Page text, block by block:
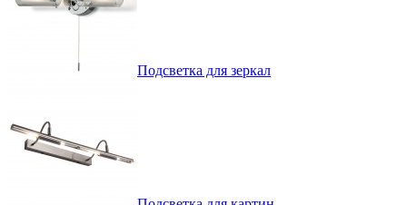
Подсветка для зеркал